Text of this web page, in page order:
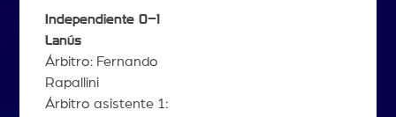
Independiente 0–1
Lanús
Árbitro: Fernando
Rapallini
Árbitro asistente 1: